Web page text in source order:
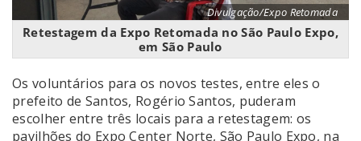
Divulgação/Expo Retomada
Retestagem da Expo Retomada no São Paulo Expo,
em São Paulo
Os voluntários para os novos testes, entre eles o
prefeito de Santos, Rogério Santos, puderam
escolher entre três locais para a retestagem: os
pavilhões do Expo Center Norte, São Paulo Expo, na